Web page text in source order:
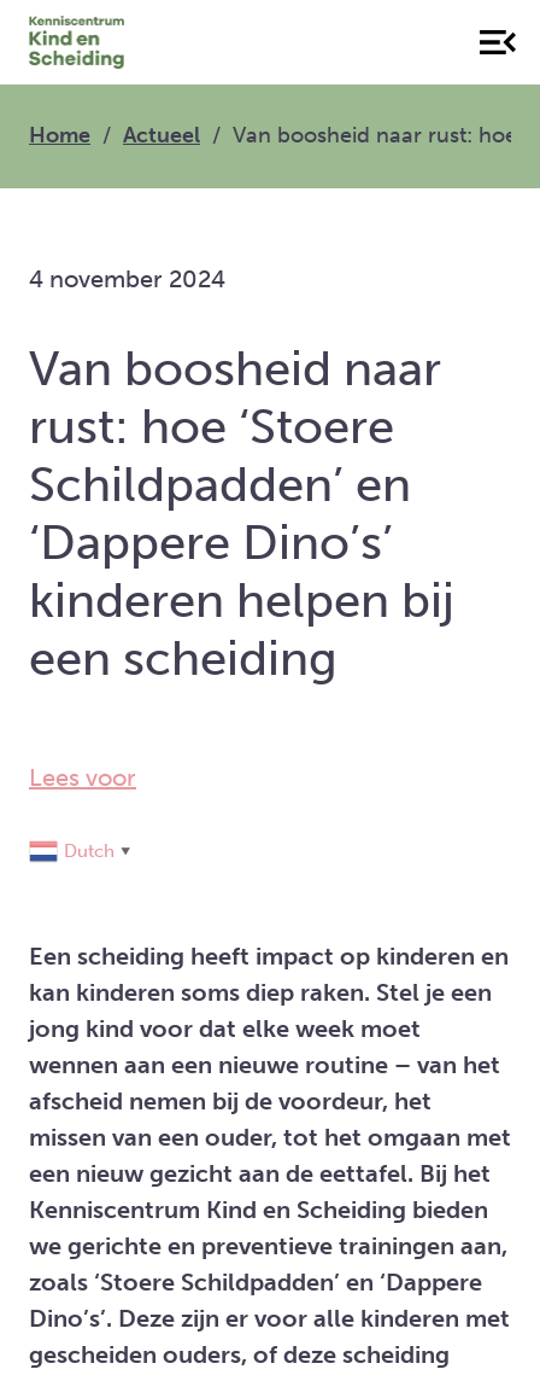
Home Actueel Van boosheid naar rust: hoe
4 november 2024
Van boosheid naar
rust: hoe ‘Stoere
Schildpadden’ en
‘Dappere Dino’s’
kinderen helpen bij
een scheiding
Lees voor
Dutch ▼
Een scheiding heeft impact op kinderen en
kan kinderen soms diep raken. Stel je een
jong kind voor dat elke week moet
wennen aan een nieuwe routine – van het
afscheid nemen bij de voordeur, het
missen van een ouder, tot het omgaan met
een nieuw gezicht aan de eettafel. Bij het
Kenniscentrum Kind en Scheiding bieden
we gerichte en preventieve trainingen aan,
zoals ‘Stoere Schildpadden’ en ‘Dappere
Dino’s’. Deze zijn er voor alle kinderen met
gescheiden ouders, of deze scheiding